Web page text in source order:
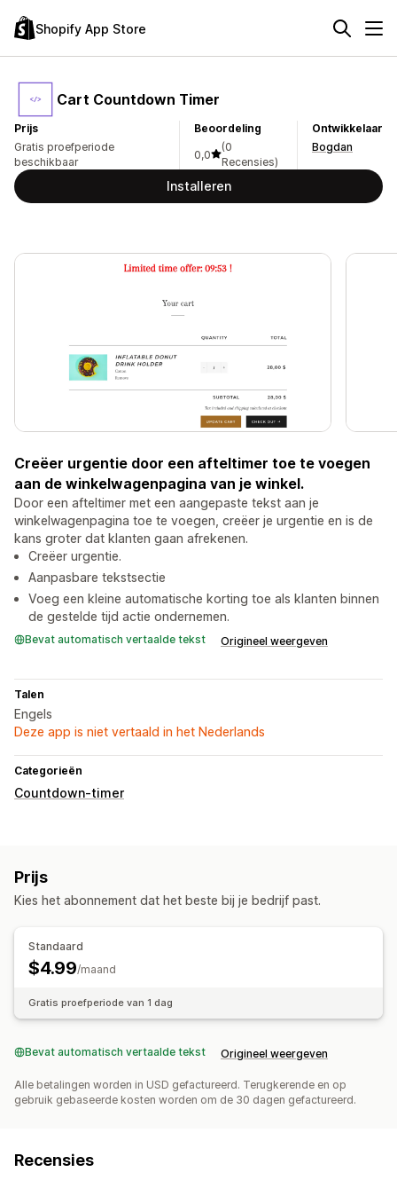
Shopify App Store
Cart Countdown Timer
Prijs
Gratis proefperiode
beschikbaar
Beoordeling
0,0
(0
Recensies)
Ontwikkelaar
Bogdan
Installeren
Creëer urgentie door een afteltimer toe te voegen
aan de winkelwagenpagina van je winkel.
Door een afteltimer met een aangepaste tekst aan je
winkelwagenpagina toe te voegen, creëer je urgentie en is de
kans groter dat klanten gaan afrekenen.
Creëer urgentie.
Aanpasbare tekstsectie
Voeg een kleine automatische korting toe als klanten binnen
de gestelde tijd actie ondernemen.
Bevat automatisch vertaalde tekst Origineel weergeven
Talen
Engels
Deze app is niet vertaald in het Nederlands
Categorieën
Countdown-timer
Prijs
Kies het abonnement dat het beste bij je bedrijf past.
Standaard
$4.99/maand
Gratis proefperiode van 1 dag
Bevat automatisch vertaalde tekst Origineel weergeven
Alle betalingen worden in USD gefactureerd. Terugkerende en op
gebruik gebaseerde kosten worden om de 30 dagen gefactureerd.
Recensies